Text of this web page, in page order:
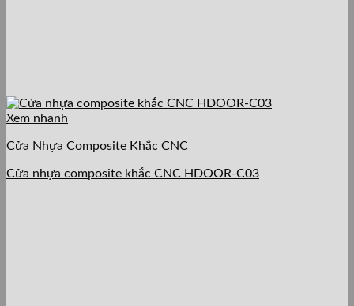
Xem nhanh
Cửa Nhựa Composite Khắc CNC
Cửa nhựa composite khắc CNC HDOOR-C03